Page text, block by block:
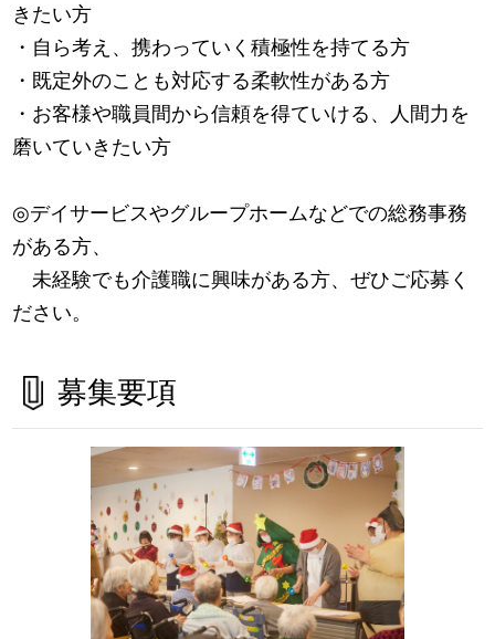
きたい方
・自ら考え、携わっていく積極性を持てる方
・既定外のことも対応する柔軟性がある方
・お客様や職員間から信頼を得ていける、人間力を
磨いていきたい方
◎デイサービスやグループホームなどでの総務事務
がある方、
未経験でも介護職に興味がある方、ぜひご応募く
ださい。
募集要項